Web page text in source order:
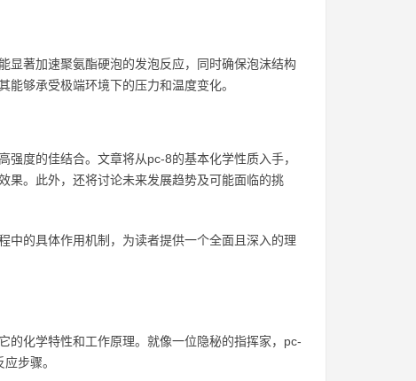
显著加速聚氨酯硬泡的发泡反应，同时确保泡沫结构
够承受极端环境下的压力和温度变化。
度的佳结合。文章将从pc-8的基本化学性质入手，
果。此外，还将讨论未来发展趋势及可能面临的挑
中的具体作用机制，为读者提供一个全面且深入的理
的化学特性和工作原理。就像一位隐秘的指挥家，pc-
步骤。